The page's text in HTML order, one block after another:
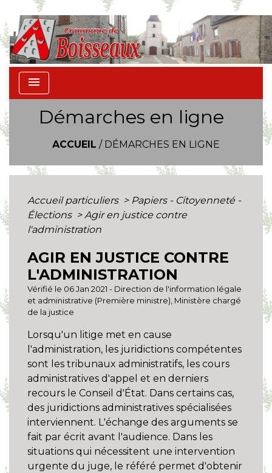
menu
Démarches en ligne
ACCUEIL / DÉMARCHES EN LIGNE
Accueil particuliers > Papiers - Citoyenneté -
Élections > Agir en justice contre
l'administration
AGIR EN JUSTICE CONTRE
L'ADMINISTRATION
Vérifié le 06 Jan 2021 - Direction de l'information légale
et administrative (Première ministre), Ministère chargé
de la justice
Lorsqu'un litige met en cause
l'administration, les juridictions compétentes
sont les tribunaux administratifs, les cours
administratives d'appel et en derniers
recours le Conseil d'État. Dans certains cas,
des juridictions administratives spécialisées
interviennent. L'échange des arguments se
fait par écrit avant l'audience. Dans les
situations qui nécessitent une intervention
urgente du juge, le référé permet d'obtenir